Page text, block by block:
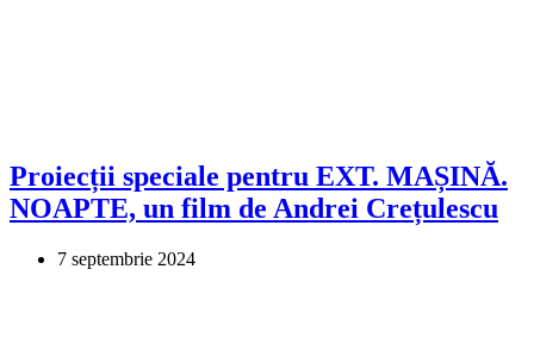
Proiecții speciale pentru EXT. MAȘINĂ.
NOAPTE, un film de Andrei Crețulescu
7 septembrie 2024